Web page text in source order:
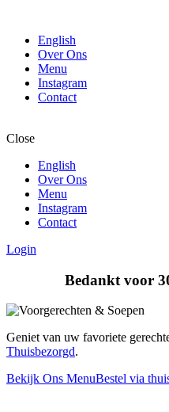
English
Over Ons
Menu
Instagram
Contact
Close
English
Over Ons
Menu
Instagram
Contact
Login
Bedankt voor
Geniet van uw favoriete
Thuisbezorgd.
Bekijk Ons MenuBestel via